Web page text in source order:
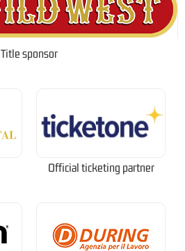
Title sponsor
Official ticketing partner